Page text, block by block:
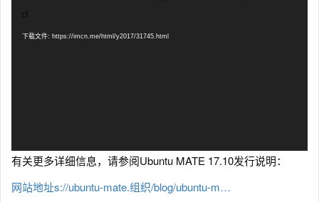
下载文件: https://imcn.me/html/y2017/31745.html
有关更多详细信息，请参阅Ubuntu MATE 17.10发行说明：
网站地址s://ubuntu-mate.组织/blog/ubuntu-m…